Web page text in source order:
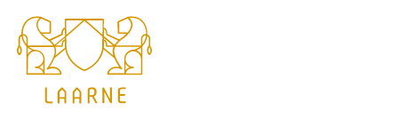
Gemeente
Laarne